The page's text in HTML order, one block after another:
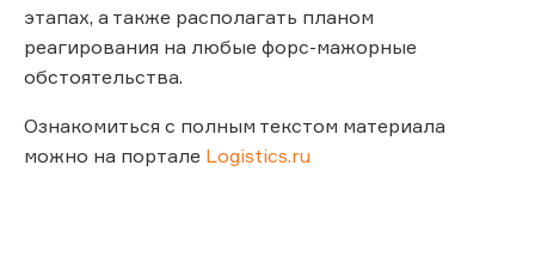
этапах, а также располагать планом
реагирования на любые форс-мажорные
обстоятельства.
Ознакомиться с полным текстом материала
можно на портале Logistics.ru